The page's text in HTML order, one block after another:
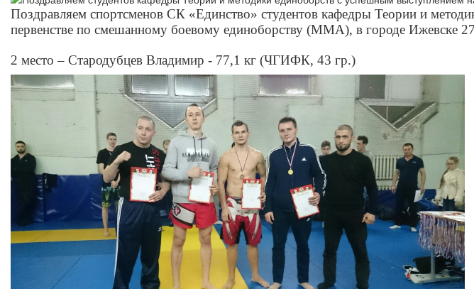
Поздравляем спортсменов СК «Единство» студентов кафедры Теории и
первенстве по смешанному боевому единоборству (ММА), в городе Ижевске
2 место – Стародубцев Владимир - 77,1 кг (ЧГИФК, 43 гр.)